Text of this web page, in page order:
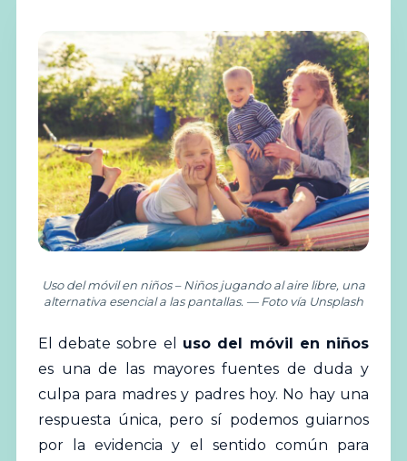
Uso del móvil en niños – Niños jugando al aire libre, una
alternativa esencial a las pantallas. — Foto vía Unsplash
El debate sobre el uso del móvil en niños
es una de las mayores fuentes de duda y
culpa para madres y padres hoy. No hay una
respuesta única, pero sí podemos guiarnos
por la evidencia y el sentido común para